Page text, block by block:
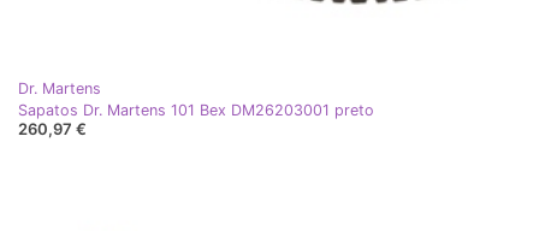
Dr. Martens
Sapatos Dr. Martens 101 Bex DM26203001 preto
260,97 €